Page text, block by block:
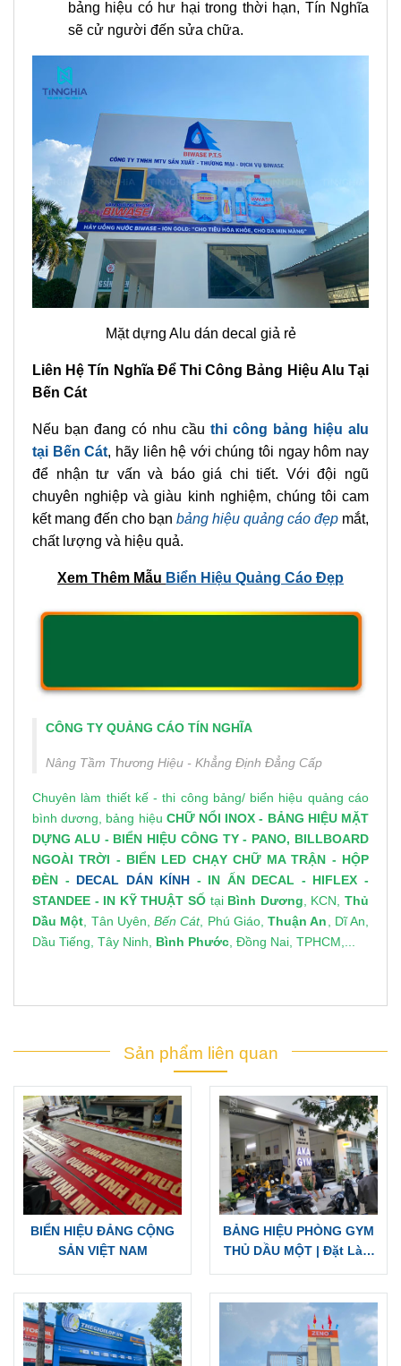
bảng hiệu quảng cáovới chi phí cạnh tranh,
phù hợp với ngân sách của nhiều doanh
nghiệp tại Bến Cát.
Thiết kế độc đáo, mang phong cách riêng
phù hợp với phong cách và nhu cầu của từng
doanh nghiệp.
Dịch vụ hậu mãi tốt: Chúng tôi luôn đồng hành
cùng khách hàng sau khi thi công, cung cấp
dịch vụ bảo trì và sửa chữa khi cần thiết nếu
bảng hiệu có hư hại trong thời hạn, Tín Nghĩa
sẽ cử người đến sửa chữa.
Bến Cát
tại Bến Cát, hãy liên hệ với chúng tôi ngay hôm nay
chuyên nghiệp và giàu kinh nghiệm, chúng tôi cam
chất lượng và hiệu quả.
Xem Thêm Mẫu Biển Hiệu Quảng Cáo Đẹp
bình dương, bảng hiệuCHỮ NỔI INOX-BẢNG HIỆU MẶT
BIỂN HIỆU CÔNG TY
NGOÀI TRỜI-BIỂN LED CHẠY CHỮ MA TRẬN-HỘP
ĐÈN-DECAL DÁN KÍNH IN ẤN DECAL- HIFLEX -
STANDEE-IN KỸ THUẬT SỐ Bình Dương, KCN,Thủ
Dầu Một, Tân Uyên, Bến Cát , Phú Giáo,Thuận An , Dĩ An,
Dầu Tiếng, Tây Ninh,Bình Phước , Đồng Nai, TPHCM,...